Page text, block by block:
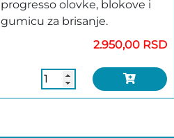
progresso olovke, blokove i
gumicu za brisanje.
2.950,00 RSD